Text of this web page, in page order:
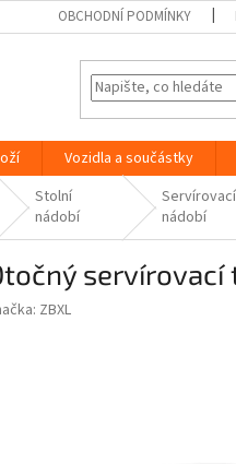
OBCHODNÍ PODMÍNKY
Vozidla a součástky
Stolní
nádobí
Servírovací
nádobí
ZBXL